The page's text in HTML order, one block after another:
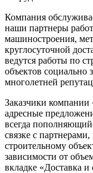
Компания
наши партнеры
машиностроения,
круглосуточной
ведутся работы по
объектов социально
многолетней
Заказчики
адресные
всегда
связке с
строительному
зависимости от
вкладке «Доставка и